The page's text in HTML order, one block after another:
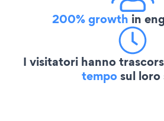
200% growth in
I visitatori hanno
temposul loro